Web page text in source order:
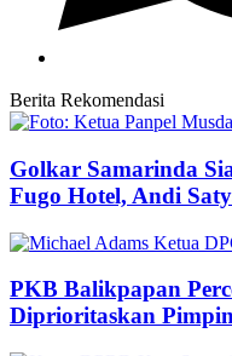
Berita Rekomendasi
Golkar Samarinda
Fugo Hotel, Andi
PKB Balikpapan
Diprioritaskan